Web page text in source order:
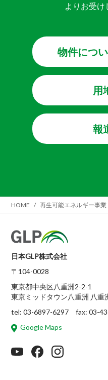
よりお受け
物件につ
用
報
HOME 再生可能エネルギー事業
日本GLP株式会社
〒104-0028
東京都中央区八重洲2-2-1
東京ミッドタウン八重洲 八
tel: 03-6897-6297 fax: 03-
Google Maps